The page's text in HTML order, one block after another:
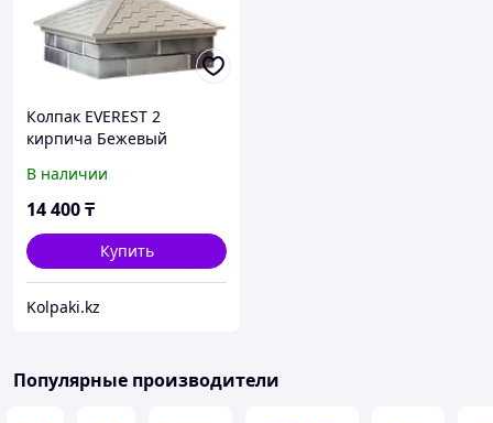
Колпак EVEREST 2
кирпича Бежевый
В наличии
14 400₸
Купить
Kolpaki.kz
Популярные производители